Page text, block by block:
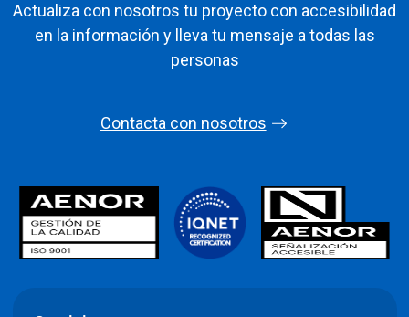
Actualiza con nosotros tu proyecto con accesibilidad
en la información y lleva tu mensaje a todas las
personas
Contacta con nosotros